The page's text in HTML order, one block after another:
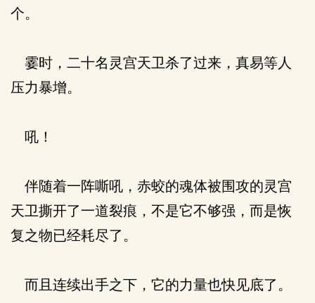
个。
霎时，二十名灵宫天卫杀了过来，真易等人
压力暴增。
吼！
伴随着一阵嘶吼，赤蛟的魂体被围攻的灵宫
天卫撕开了一道裂痕，不是它不够强，而是恢
复之物已经耗尽了。
而且连续出手之下，它的力量也快见底了。